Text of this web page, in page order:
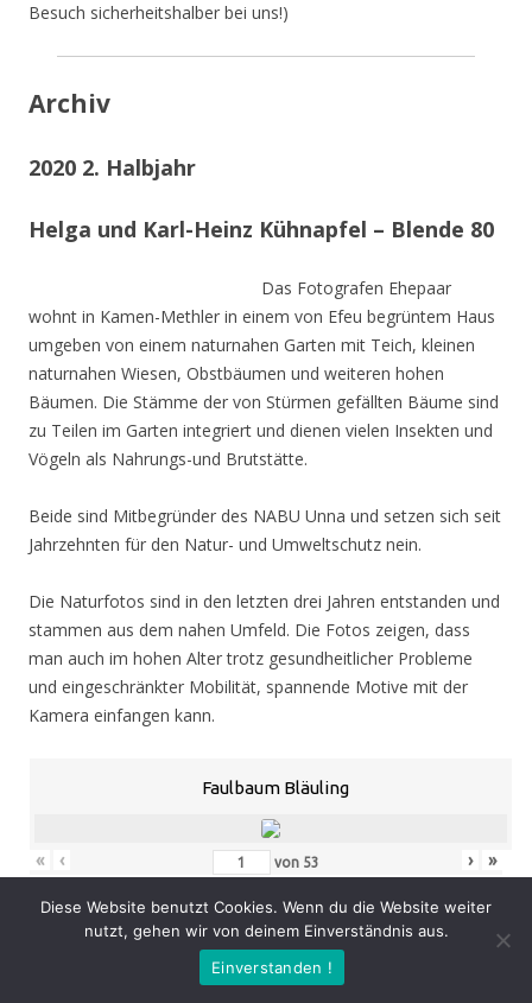
Besuch sicherheitshalber bei uns!)
Archiv
2020 2. Halbjahr
Helga und Karl-Heinz Kühnapfel – Blende 80
Das Fotografen Ehepaar
wohnt in Kamen-Methler in einem von Efeu begrüntem Haus
umgeben von einem naturnahen Garten mit Teich, kleinen
naturnahen Wiesen, Obstbäumen und weiteren hohen
Bäumen. Die Stämme der von Stürmen gefällten Bäume sind
zu Teilen im Garten integriert und dienen vielen Insekten und
Vögeln als Nahrungs-und Brutstätte.
Beide sind Mitbegründer des NABU Unna und setzen sich seit
Jahrzehnten für den Natur- und Umweltschutz nein.
Die Naturfotos sind in den letzten drei Jahren entstanden und
stammen aus dem nahen Umfeld. Die Fotos zeigen, dass
man auch im hohen Alter trotz gesundheitlicher Probleme
und eingeschränkter Mobilität, spannende Motive mit der
Kamera einfangen kann.
Faulbaum Bläuling
« ‹ von 53 › »
: Donnerstag 05.11.20, 19.00 Uhr
: 05.11. – 07.02.21, geöffnet Mo. – Do. 8.30 – 16.00 Uhr,
Diese Website benutzt Cookies. Wenn du die Website weiter
nutzt, gehen wir von deinem Einverständnis aus.
Einverstanden !